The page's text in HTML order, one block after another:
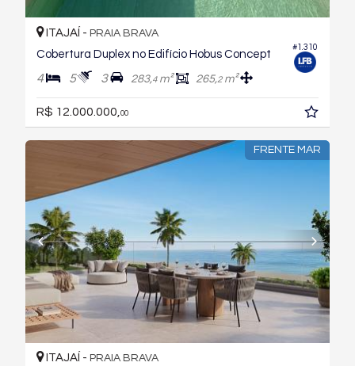
#1.310
ITAJAÍ - PRAIA BRAVA
Cobertura Duplex no Edifício Hobus Concept
4 5 3 283,4m² 265,2m²
R$ 12.000.000, 00
FRENTE MAR
ITAJAÍ - PRAIA BRAVA